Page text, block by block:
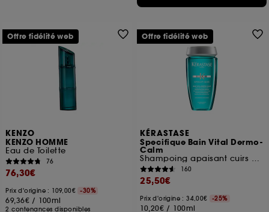
KENZO
KENZO HOMME
Eau de Toilette
76
76,30€
Prix d'origine : 109,00€ -30%
69,36€ / 100ml
2 contenances disponibles
Offre fidélité web
KÉRASTASE
Specifique Bain Vital Dermo-
Calm
Shampoing apaisant cuirs chevelus sensibles
160
25,50€
Prix d'origine : 34,00€ -25%
10,20€ / 100ml
Offre fidélité web